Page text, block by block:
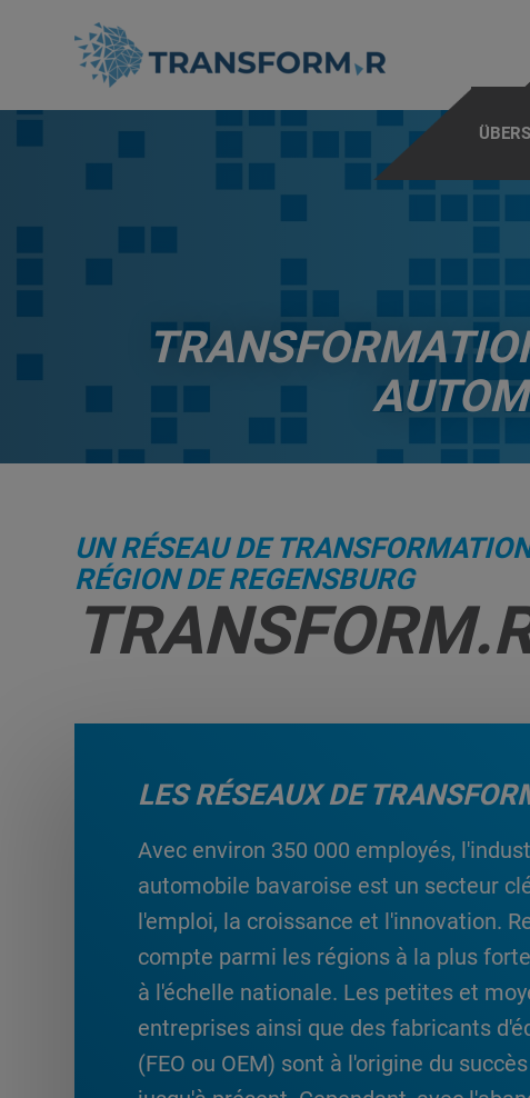
UN RÉSEAU DE
RÉGION DE REGENSBURG
LES RÉSEAUX DE
Avec environ 350 000 employés,
automobile bavaroise est un secteur
l'emploi, la croissance et l'innovation.
compte parmi les régions à la plus
à l'échelle nationale. Les petites et
entreprises ainsi que des fabricants
(FEO ou OEM) sont à l'origine du